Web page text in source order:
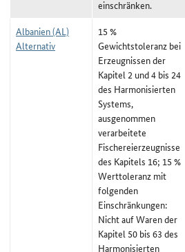
einschränken.
Albanien (AL)
Alternativ
15 %
Gewichtstoleranz bei
Erzeugnissen der
Kapitel 2 und 4 bis 24
des Harmonisierten
Systems,
ausgenommen
verarbeitete
Fischereierzeugnisse
des Kapitels 16; 15 %
Werttoleranz mit
folgenden
Einschränkungen:
Nicht auf Waren der
Kapitel 50 bis 63 des
Harmonisierten